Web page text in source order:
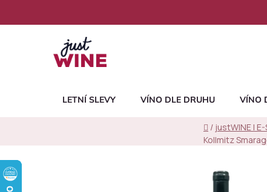
LETNÍ SLEVY VÍNO DLE DRUHU VÍNO
Domů
/ justWINE |
Kollmitz